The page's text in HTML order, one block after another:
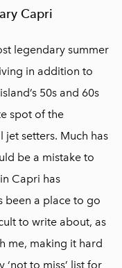
Capri
legendary summer
in addition to
50s and 60s
spot of the
setters. Much has
be a mistake to
Capri has
been a place to go
to write about, as
me, making it hard
to miss’ list for